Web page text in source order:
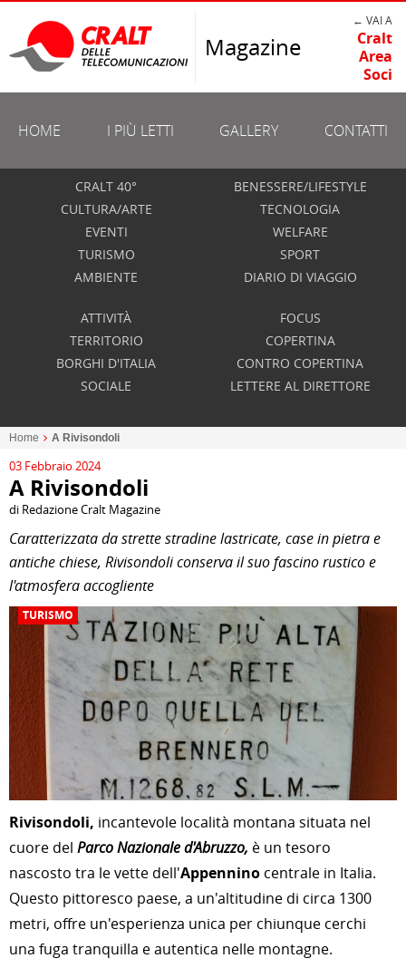
Magazine
← VAI A
Cralt
Area
Soci
HOME I PIÙ LETTI GALLERY CONTATTI
CRALT 40°
CULTURA/ARTE
EVENTI
TURISMO
AMBIENTE
BENESSERE/LIFESTYLE
TECNOLOGIA
WELFARE
SPORT
DIARIO DI VIAGGIO
ATTIVITÀ
TERRITORIO
BORGHI D'ITALIA
SOCIALE
FOCUS
COPERTINA
CONTRO COPERTINA
LETTERE AL DIRETTORE
Home A Rivisondoli
03 Febbraio 2024
A Rivisondoli
di Redazione Cralt Magazine
Caratterizzata da strette stradine lastricate, case in pietra e
antiche chiese, Rivisondoli conserva il suo fascino rustico e
l'atmosfera accogliente
TURISMO
Rivisondoli, incantevole località montana situata nel
cuore del Parco Nazionale d'Abruzzo, è un tesoro
nascosto tra le vette dell'Appennino centrale in Italia.
Questo pittoresco paese, a un'altitudine di circa 1300
metri, offre un'esperienza unica per chiunque cerchi
una fuga tranquilla e autentica nelle montagne.